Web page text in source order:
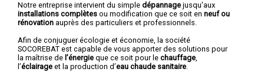
Notre entreprise intervient du simple dépannage jusqu'aux
installations complètes ou modification que ce soit en neuf ou
rénovation auprès des particuliers et professionnels.
Afin de conjuguer écologie et économie, la société
SOCOREBAT est capable de vous apporter des solutions pour
la maîtrise de l’énergie que ce soit pour le chauffage,
l’éclairage et la production d’eau chaude sanitaire.